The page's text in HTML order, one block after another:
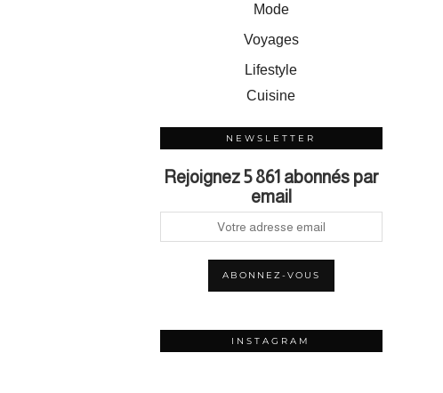
Mode
Voyages
Lifestyle
Cuisine
NEWSLETTER
Rejoignez 5 861 abonnés par
email
INSTAGRAM